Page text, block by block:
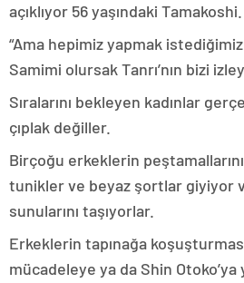
açıklıyor 56 yaşındaki Tamakoshi.
“Ama hepimiz yapmak
Samimi olursak Tanrı’nın bizi
Sıralarını bekleyen kadınlar
çıplak değiller.
Birçoğu erkeklerin
tunikler ve beyaz şortlar giyiyor
sunularını taşıyorlar.
Erkeklerin tapınağa
mücadeleye ya da Shin Otoko’ya